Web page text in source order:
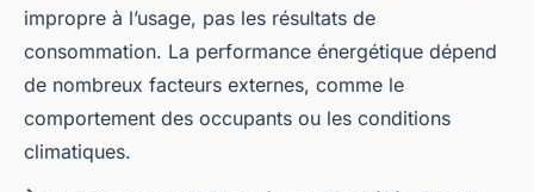
impropre à l’usage, pas les résultats de
consommation. La performance énergétique dépend
de nombreux facteurs externes, comme le
comportement des occupants ou les conditions
climatiques.